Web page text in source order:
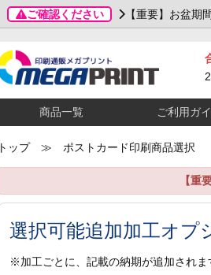
ご確認ください 【重要】お盆期
商品一覧 ご利用ガ
トップ≫ ポストカード印刷商品選択
【重
選択可能追加加工オプ
※加工ごとに、記載の納期が追加されま